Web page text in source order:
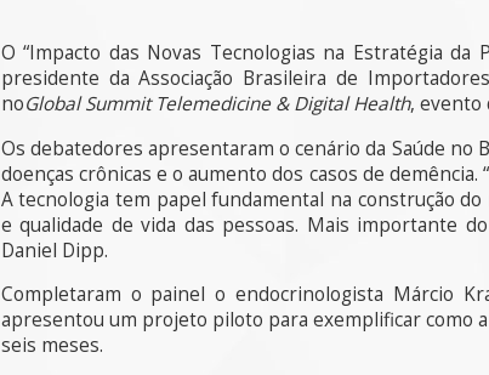
O “Impacto das Novas Tecnologias na Estratégia
presidente da Associação Brasileira de
noGlobal Summit Telemedicine & Digital Health, evento
Os debatedores apresentaram o cenário da Saúde no
doenças crônicas e o aumento dos casos de
A tecnologia tem papel fundamental na construção
e qualidade de vida das pessoas. Mais importante
Daniel Dipp.
Completaram o painel o endocrinologista Márcio
apresentou um projeto piloto para exemplificar como
seis meses.